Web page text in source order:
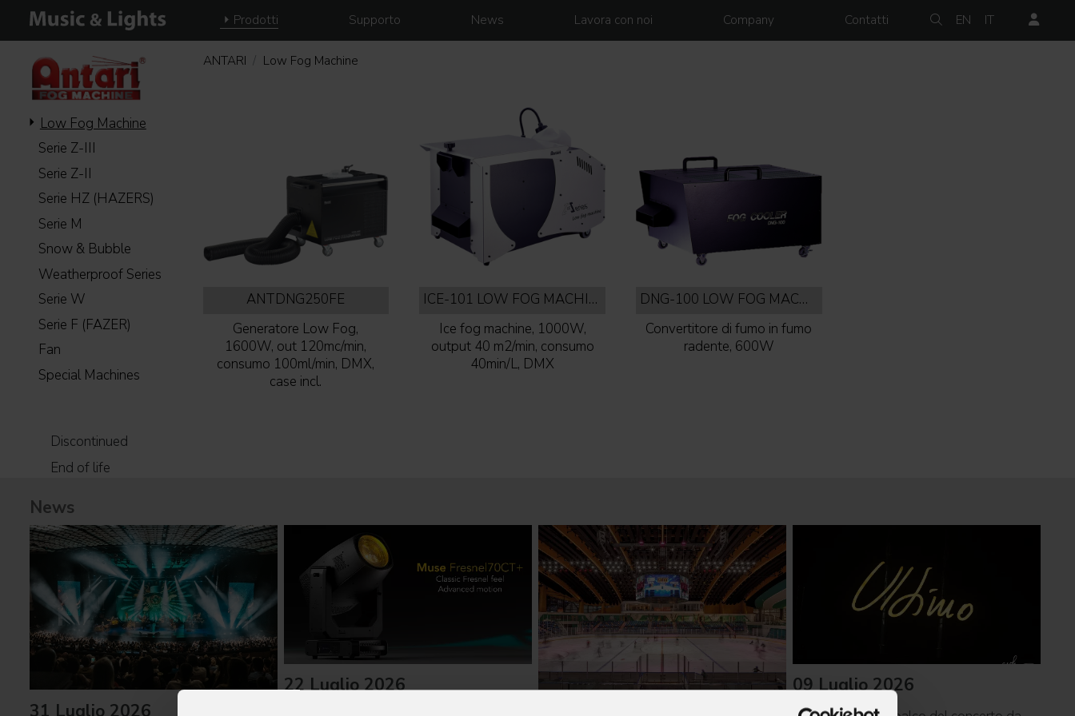
Prodotti Supporto News Lavora con noi Company Contatti EN IT
Low Fog Machine
Serie Z-III
Serie Z-II
Serie HZ (HAZERS)
Serie M
Snow & Bubble
Weatherproof Series
Serie W
Serie F (FAZER)
Fan
Special Machines
Discontinued
End of life
ANTARI Low Fog Machine
ANTDNG250FE
Generatore Low Fog,
1600W, out 120mc/min,
consumo 100ml/min, DMX,
case incl.
ICE-101 LOW FOG MACHINE
Ice fog machine, 1000W,
output 40 m2/min, consumo
40min/L, DMX
DNG-100 LOW FOG MACHINE
Convertitore di fumo in fumo
radente, 600W
News
31 Luglio 2026
22 Luglio 2026 09 Luglio 2026